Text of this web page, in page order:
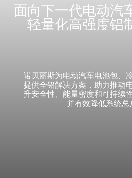
面向下一代电动汽
轻量化高强度铝
诺贝丽斯为电动汽车电池包、
提供全铝解决方案，助力推动
升安全性、能量密度和可持续
并有效降低系统总